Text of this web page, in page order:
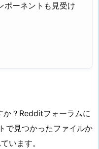
ポーネントも見受け
か？Redditフォーラムに
で見つかったファイルか
います。